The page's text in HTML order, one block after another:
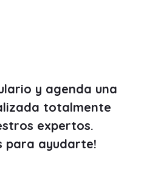
y agenda una
totalmente
expertos.
para ayudarte!